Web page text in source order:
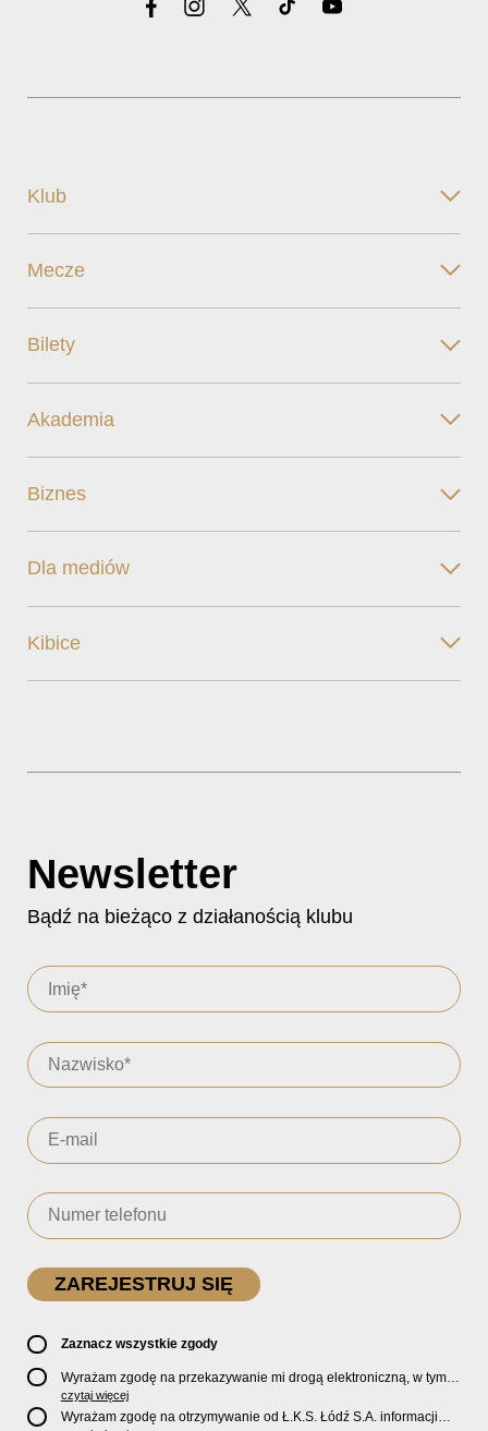
Klub
Mecze
Bilety
Akademia
Biznes
Dla mediów
Kibice
Newsletter
Bądź na bieżąco z działanością klubu
Zaznacz wszystkie zgody
Wyrażam zgodę na przekazywanie mi drogą elektroniczną, w tym
pocztą e-mail, oficjalnego newslettera oraz informacji o zniżkach,
promocjach, nowościach, biletach, karnetach, ofercie sklepu U2
czytaj więcej
Wyrażam zgodę na otrzymywanie od Ł.K.S. Łódź S.A. informacji